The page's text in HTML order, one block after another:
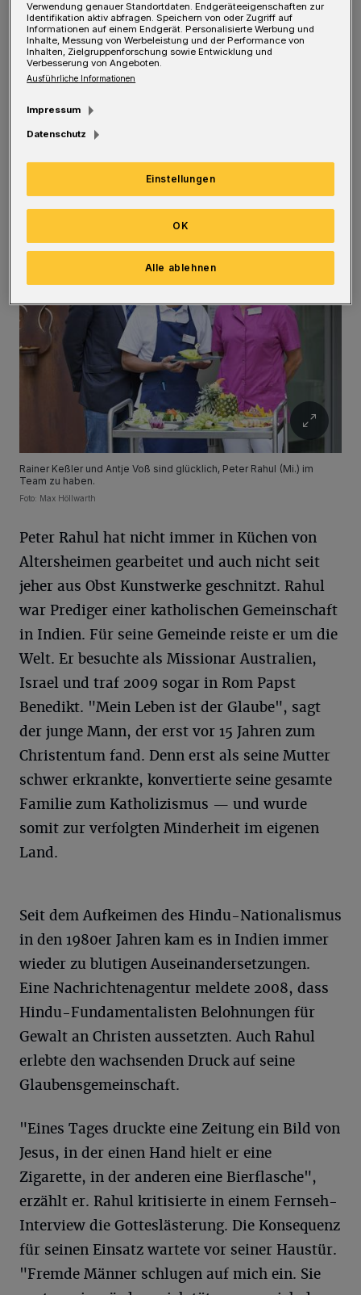
Also begann der 33-Jährige seine Arbeit in der
Großküche des Heimes und fand dort bald eine
eigene Art, seine Freude über diese Chance
auszudrücken. Mit Ananas, die er zu
Paradiesvögeln schnitzte und Lauch, der
aufzublühen schien.
Rainer Keßler und Antje Voß sind glücklich, Peter Rahul (Mi.) im
Team zu haben.
Foto: Max Höllwarth
Peter Rahul hat nicht immer in Küchen von
Altersheimen gearbeitet und auch nicht seit
jeher aus Obst Kunstwerke geschnitzt. Rahul
war Prediger einer katholischen Gemeinschaft
in Indien. Für seine Gemeinde reiste er um die
Welt. Er besuchte als Missionar Australien,
Israel und traf 2009 sogar in Rom Papst
Benedikt. "Mein Leben ist der Glaube", sagt
der junge Mann, der erst vor 15 Jahren zum
Christentum fand. Denn erst als seine Mutter
schwer erkrankte, konvertierte seine gesamte
Familie zum Katholizismus — und wurde
somit zur verfolgten Minderheit im eigenen
Land.
Seit dem Aufkeimen des Hindu-Nationalismus
in den 1980er Jahren kam es in Indien immer
wieder zu blutigen Auseinandersetzungen.
Eine Nachrichtenagentur meldete 2008, dass
Hindu-Fundamentalisten Belohnungen für
Gewalt an Christen aussetzten. Auch Rahul
erlebte den wachsenden Druck auf seine
Glaubensgemeinschaft.
"Eines Tages druckte eine Zeitung ein Bild von
Jesus, in der einen Hand hielt er eine
Zigarette, in der anderen eine Bierflasche",
erzählt er. Rahul kritisierte in einem Fernseh-
Interview die Gotteslästerung. Die Konsequenz
für seinen Einsatz wartete vor seiner Haustür.
"Fremde Männer schlugen auf mich ein. Sie
Verwendung genauer Standortdaten. Endgeräteeigenschaften zur
Identifikation aktiv abfragen. Speichern von oder Zugriff auf
Informationen auf einem Endgerät. Personalisierte Werbung und
Inhalte, Messung von Werbeleistung und der Performance von
Inhalten, Zielgruppenforschung sowie Entwicklung und
Verbesserung von Angeboten.
Ausführliche Informationen
Impressum
Datenschutz
Einstellungen
Alle ablehnen
OK